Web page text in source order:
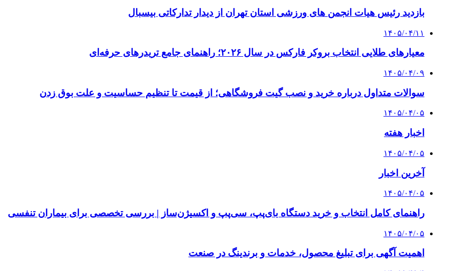
بازدید رئیس هیات انجمن های ورزشی استان تهران از دیدار تدارکاتی بیسبال
۱۴۰۵/۰۴/۱۱
معیارهای طلایی انتخاب بروکر فارکس در سال ۲۰۲۶؛ راهنمای جامع تریدرهای حرفه‌ای
۱۴۰۵/۰۴/۰۹
سوالات متداول درباره خرید و نصب گیت فروشگاهی؛ از قیمت تا تنظیم حساسیت و علت بوق زدن
۱۴۰۵/۰۴/۰۵
اخبار هفته
۱۴۰۵/۰۴/۰۵
آخرین اخبار
۱۴۰۵/۰۴/۰۵
راهنمای کامل انتخاب و خرید دستگاه بای‌پپ، سی‌پپ و اکسیژن‌ساز | بررسی تخصصی برای بیماران تنفسی
۱۴۰۵/۰۴/۰۵
اهمیت آگهی برای تبلیغ محصول، خدمات و برندینگ در صنعت